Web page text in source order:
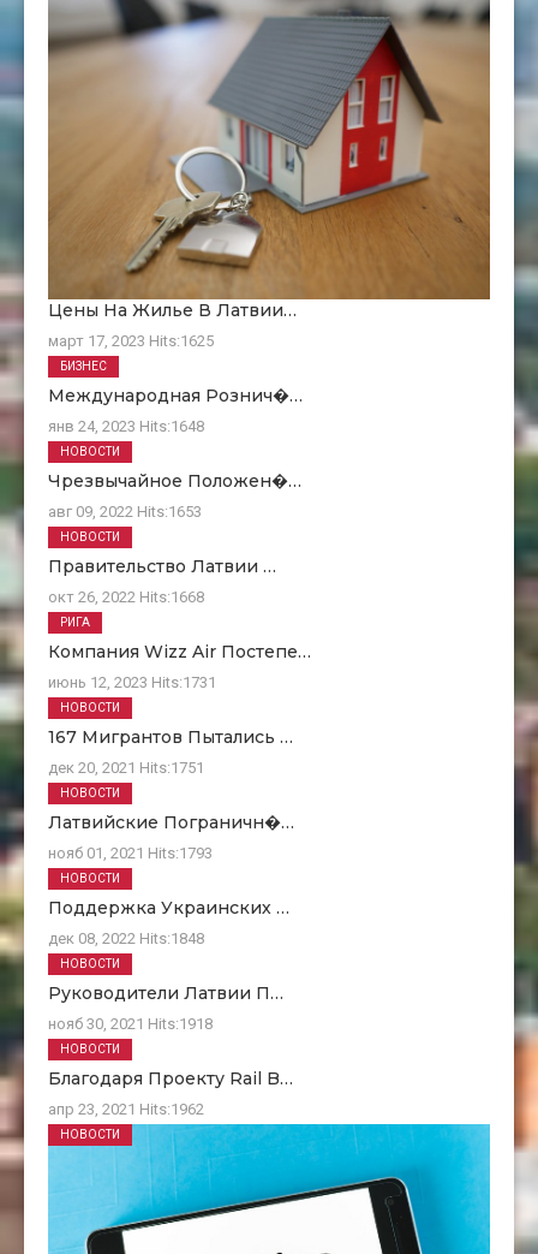
Цены На Жилье В Латвии…
март 17, 2023 Hits:1625
Международная Рознич�…
янв 24, 2023 Hits:1648
БИЗНЕС
Чрезвычайное Положен�…
авг 09, 2022 Hits:1653
НОВОСТИ
Правительство Латвии …
окт 26, 2022 Hits:1668
НОВОСТИ
Компания Wizz Air Постепе…
июнь 12, 2023 Hits:1731
РИГА
167 Мигрантов Пытались …
дек 20, 2021 Hits:1751
НОВОСТИ
Латвийские Пограничн�…
нояб 01, 2021 Hits:1793
НОВОСТИ
Поддержка Украинских …
дек 08, 2022 Hits:1848
НОВОСТИ
Руководители Латвии П…
нояб 30, 2021 Hits:1918
НОВОСТИ
Благодаря Проекту Rail B…
апр 23, 2021 Hits:1962
НОВОСТИ
НОВОСТИ